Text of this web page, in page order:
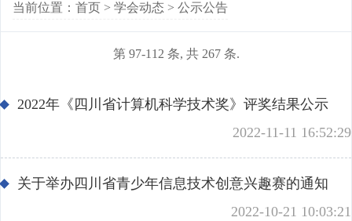
章法条则
大事纪要
学会活动
关注学会
理事会成员
学会专家团
当前位置：首页 > 学会动态 > 公示公告
第 97-112 条, 共 267 条.
2022年《四川省计算机科学技术奖》评奖结果公示
2022-11-11 16:52:29
关于举办四川省青少年信息技术创意兴趣赛的通知
2022-10-21 10:03:21